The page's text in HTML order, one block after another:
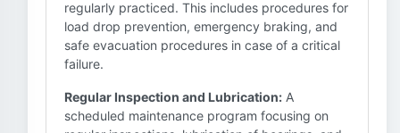
regularly practiced. This includes procedures for
load drop prevention, emergency braking, and
safe evacuation procedures in case of a critical
failure.
Regular Inspection and Lubrication: A
scheduled maintenance program focusing on